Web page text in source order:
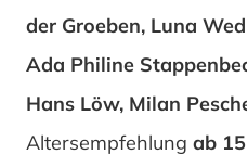
der Groeben, Luna
Ada Philine
Hans Löw, Milan
Altersempfehlung ab